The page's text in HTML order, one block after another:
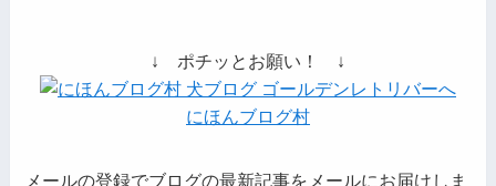
↓ ポチッとお願い！ ↓
にほんブログ村
メールの登録でブログの最新記事をメールにお届けしま